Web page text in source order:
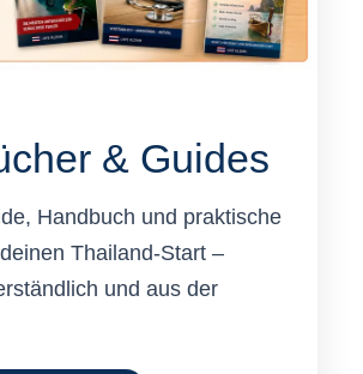
& Guides
Handbuch und praktische
Thailand-Start –
und aus der